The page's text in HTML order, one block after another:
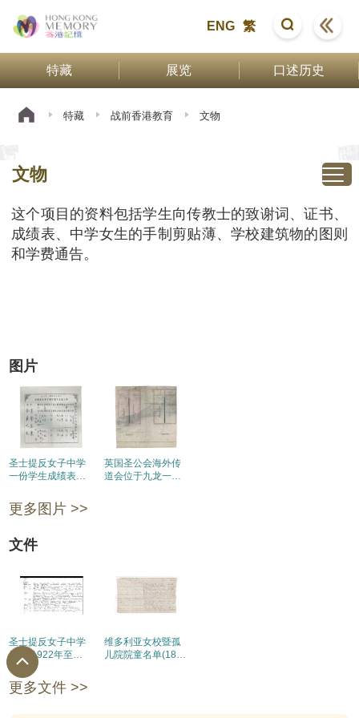
ENG 繁
特藏 展览 口述历史
特藏 战前香港教育 文物
文物
这个项目的资料包括学生向传教士的致谢词、证书、
成绩表、中学女生的手制剪贴薄、学校建筑物的图则
和学费通告。
图片
圣士提反女子中学
一份学生成绩表
英国圣公会海外传
道会位于九龙一所
更多图片 >>
文件
圣士提反女子中学
日志(1922年至
1941年)
维多利亚女校暨孤
儿院院童名单(1898
更多文件 >>